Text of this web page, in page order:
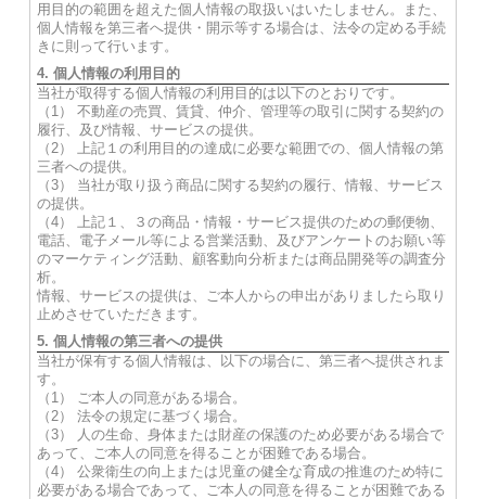
用目的の範囲を超えた個人情報の取扱いはいたしません。また、
個人情報を第三者へ提供・開示等する場合は、法令の定める手続
きに則って行います。
4. 個人情報の利用目的
当社が取得する個人情報の利用目的は以下のとおりです。
（1） 不動産の売買、賃貸、仲介、管理等の取引に関する契約の
履行、及び情報、サービスの提供。
（2） 上記１の利用目的の達成に必要な範囲での、個人情報の第
三者への提供。
（3） 当社が取り扱う商品に関する契約の履行、情報、サービス
の提供。
（4） 上記１、３の商品・情報・サービス提供のための郵便物、
電話、電子メール等による営業活動、及びアンケートのお願い等
のマーケティング活動、顧客動向分析または商品開発等の調査分
析。
情報、サービスの提供は、ご本人からの申出がありましたら取り
止めさせていただきます。
5. 個人情報の第三者への提供
当社が保有する個人情報は、以下の場合に、第三者へ提供されま
す。
（1） ご本人の同意がある場合。
（2） 法令の規定に基づく場合。
（3） 人の生命、身体または財産の保護のため必要がある場合で
あって、ご本人の同意を得ることが困難である場合。
（4） 公衆衛生の向上または児童の健全な育成の推進のため特に
必要がある場合であって、ご本人の同意を得ることが困難である